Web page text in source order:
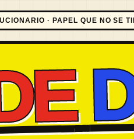
· PAPEL QUE NO SE